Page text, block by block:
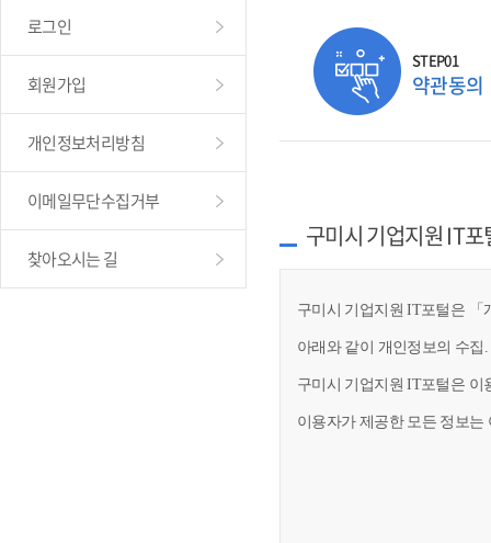
로그인
회원가입
개인정보처리방침
이메일무단수집거부
찾아오시는 길
STEP01
약관동의
구미시 기업지원 IT
구미시 기업지원 IT포털은 「
아래와 같이 개인정보의 수집
구미시 기업지원 IT포털은 이
이용자가 제공한 모든 정보